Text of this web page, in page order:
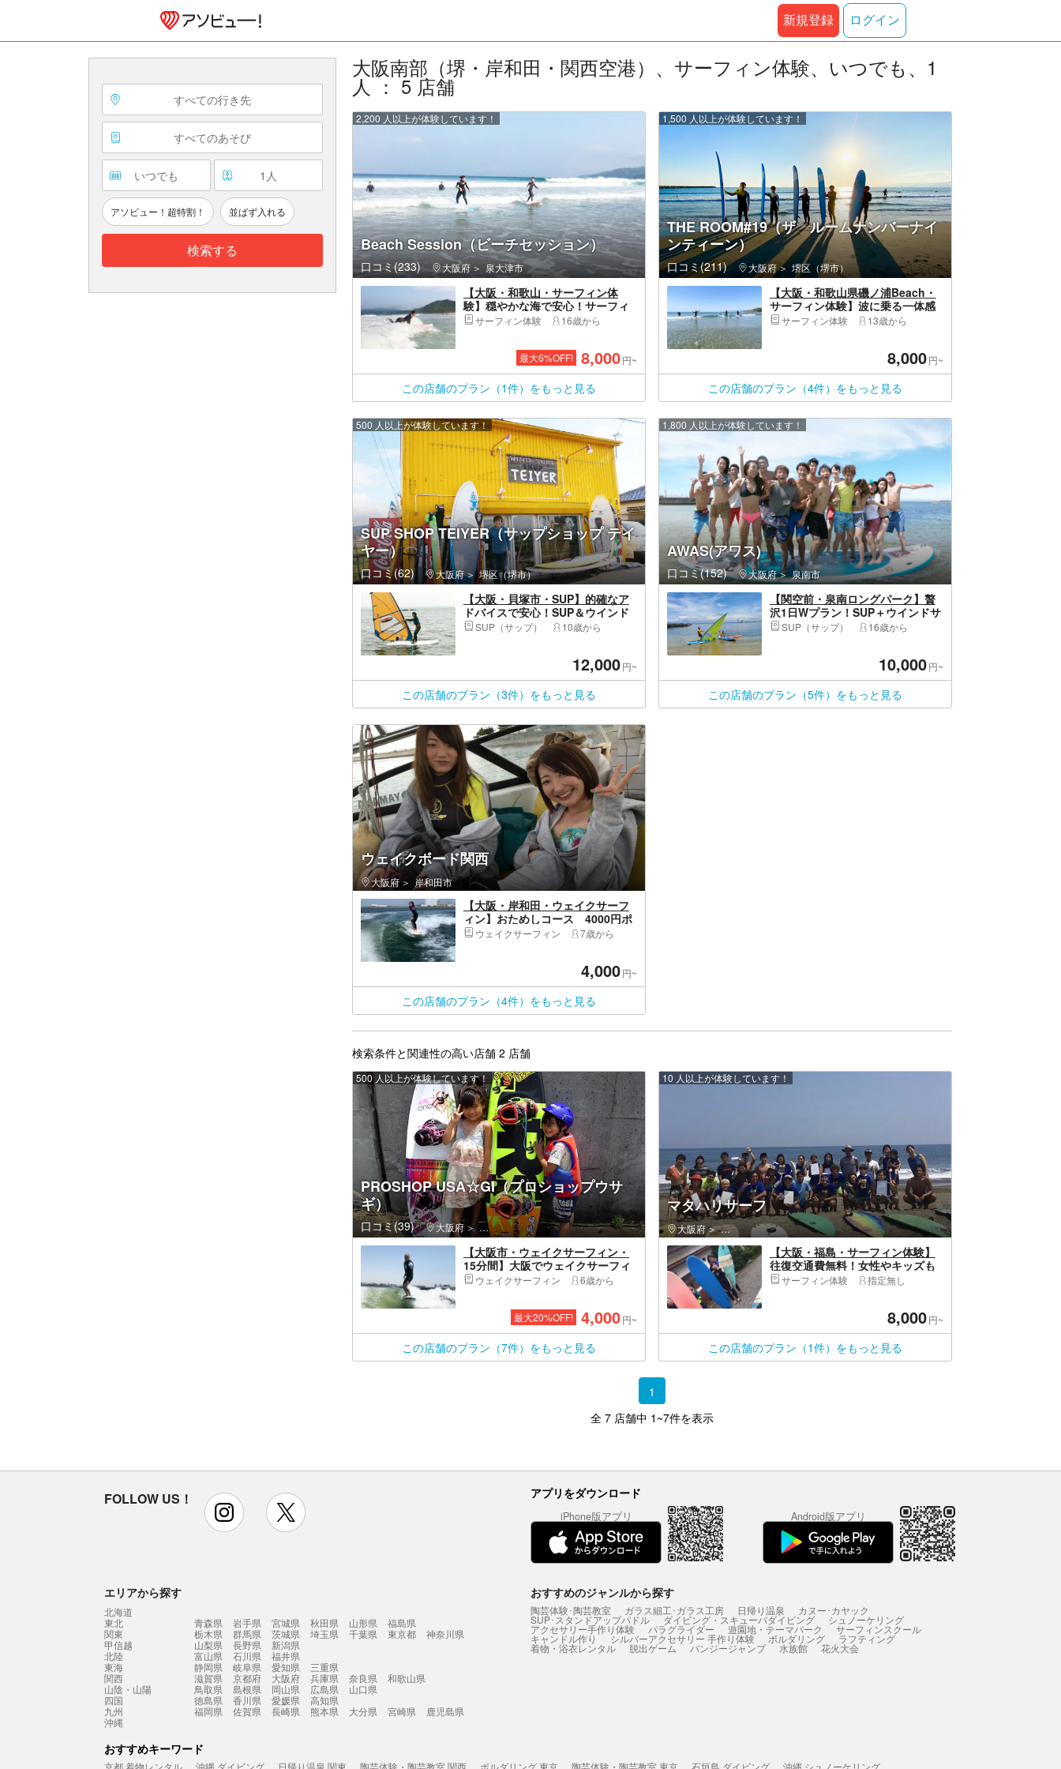
新規登録 ログイン
すべての行き先
すべてのあそび
いつでも 1 人
アソビュー！超特割！ 並ばず入れる
検索する
大阪南部（堺・岸和田・関西空港）、サーフィン体験、いつでも、1
人 ： 5 店舗
Beach Session（ビーチセッション）
口コミ(233) 大阪府 泉大津市
2,200 人以上が体験しています！
【大阪・和歌山・サーフィン体
験】穏やかな海で安心！サーフィ
ン体験！現地集合もOKです
サーフィン体験 16歳から
最大6%OFF! 8,000円~
この店舗のプラン（1件）をもっと見る
THE ROOM#19（ザ ルームナンバーナイ
ンティーン）
口コミ(211) 大阪府 堺区（堺市）
1,500 人以上が体験しています！
【大阪・和歌山県磯ノ浦Beach・
サーフィン体験】波に乗る一体感
でリフレッシュ♪一緒に楽しもう！
サーフィン体験 13歳から
8,000円~
この店舗のプラン（4件）をもっと見る
SUP SHOP TEIYER（サップショップ テイ
ヤー）
口コミ(62) 大阪府 堺区（堺市）
500 人以上が体験しています！
【大阪・貝塚市・SUP】的確なア
ドバイスで安心！SUP＆ウインド
サーフィンコース
SUP（サップ） 10歳から
12,000円~
この店舗のプラン（3件）をもっと見る
AWAS(アワス)
口コミ(152) 大阪府 泉南市
1,800 人以上が体験しています！
【関空前・泉南ロングパーク】贅
沢1日Wプラン！SUP＋ウインドサ
ーフィン体験（写真・動画付）
SUP（サップ） 16歳から
10,000円~
この店舗のプラン（5件）をもっと見る
ウェイクボード関西
大阪府 岸和田市
【大阪・岸和田・ウェイクサーフ
ィン】おためしコース 4000円ポ
ッキリ！オールレンタル無料！温
ウェイクサーフィン 7歳から
4,000円~
この店舗のプラン（4件）をもっと見る
検索条件と関連性の高い店舗 2 店舗
PROSHOP USA☆GI（プロショップウサ
ギ）
口コミ(39) 大阪府 此花区（大阪市）・ユニバーサルシティ・西九条
500 人以上が体験しています！
【大阪市・ウェイクサーフィン・
15分間】大阪でウェイクサーフィ
ンを楽しもう（写真撮影プレゼン
ウェイクサーフィン 6歳から
最大20%OFF! 4,000円~
この店舗のプラン（7件）をもっと見る
マタハリサーフ
大阪府 福島区（大阪市）・野田・淀川
10 人以上が体験しています！
【大阪・福島・サーフィン体験】
往復交通費無料！女性やキッズも
安心の初心者体験！朝出発プラン
サーフィン体験 指定無し
8,000円~
この店舗のプラン（1件）をもっと見る
1
全 7 店舗中 1~7件を表示
FOLLOW US！ instagram アプリをダウンロード
iPhone版アプリ Android版アプリ
エリアから探す
北海道
東北
青森県 岩手県 宮城県 秋田県 山形県
福島県
関東
栃木県 群馬県 茨城県 埼玉県 千葉県 東京都
神奈川県
甲信越
山梨県 長野県
新潟県
北陸
富山県 石川県
福井県
東海
静岡県 岐阜県 愛知県
三重県
関西
滋賀県 京都府 大阪府 兵庫県 奈良県
和歌山県
山陰・山陽
鳥取県 島根県 岡山県 広島県
山口県
四国
徳島県 香川県 愛媛県
高知県
九州
福岡県 佐賀県 長崎県 熊本県 大分県 宮崎県
鹿児島県
沖縄
おすすめのジャンルから探す
陶芸体験･陶芸教室 ガラス細工･ガラス工房 日帰り温泉 カヌー･カヤック
SUP･スタンドアップパドル ダイビング・スキューバダイビング シュノーケリング
アクセサリー手作り体験 パラグライダー 遊園地・テーマパーク サーフィンスクール
キャンドル作り シルバーアクセサリー 手作り体験 ボルダリング ラフティング
着物・浴衣レンタル 脱出ゲーム バンジージャンプ 水族館 花火大会
おすすめキーワード
京都 着物レンタル 沖縄 ダイビング 日帰り温泉 関東 陶芸体験・陶芸教室 関西 ボルダリング 東京 陶芸体験・陶芸教室 東京 石垣島 ダイビング 沖縄 シュノーケリング